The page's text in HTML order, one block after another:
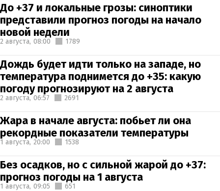
До +37 и локальные грозы: синоптики
представили прогноз погоды на начало
новой недели
2 августа, 08:00 1789
Дождь будет идти только на западе, но
температура поднимется до +35: какую
погоду прогнозируют на 2 августа
2 августа, 06:57 2691
Жара в начале августа: побьет ли она
рекордные показатели температуры
1 августа, 20:00 1538
Без осадков, но с сильной жарой до +37:
прогноз погоды на 1 августа
1 августа, 09:05 651